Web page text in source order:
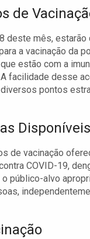
de
deste mês,
a vacinação da
estão com a
facilidade desse
pontos
de vacinação
COVID-19,
público-alvo